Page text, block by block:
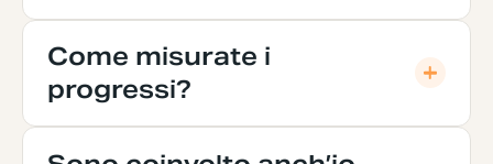
Come misurate i
progressi?